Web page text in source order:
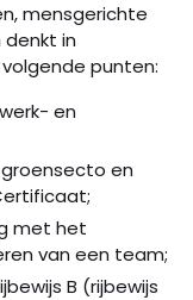
mensgerichte
in
punten:
en
en
met het
van een team;
B (rijbewijs